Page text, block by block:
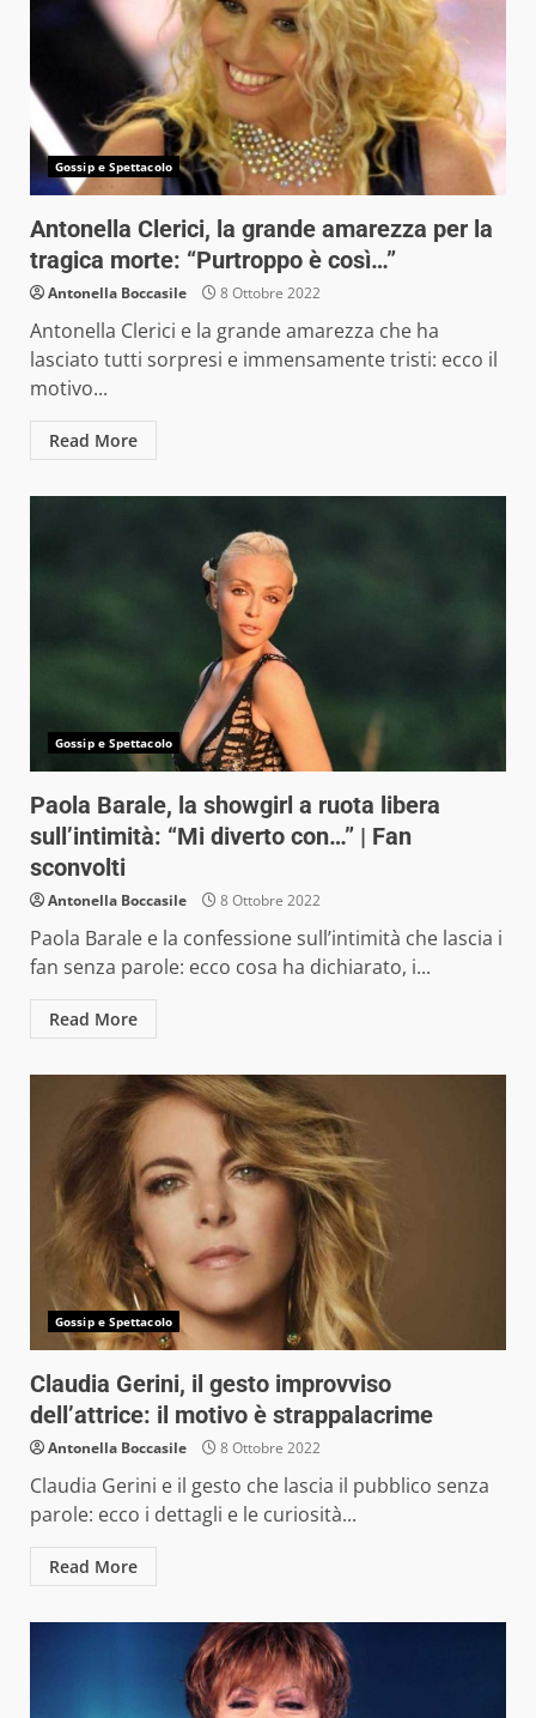
Gossip e Spettacolo
Antonella Clerici, la grande amarezza per la
tragica morte: “Purtroppo è così…”
Antonella Boccasile 8 Ottobre 2022
Antonella Clerici e la grande amarezza che ha
lasciato tutti sorpresi e immensamente tristi: ecco il
motivo...
Read More
Gossip e Spettacolo
Paola Barale, la showgirl a ruota libera
sull’intimità: “Mi diverto con…” | Fan
sconvolti
Antonella Boccasile 8 Ottobre 2022
Paola Barale e la confessione sull’intimità che lascia i
fan senza parole: ecco cosa ha dichiarato, i...
Read More
Gossip e Spettacolo
Claudia Gerini, il gesto improvviso
dell’attrice: il motivo è strappalacrime
Antonella Boccasile 8 Ottobre 2022
Claudia Gerini e il gesto che lascia il pubblico senza
parole: ecco i dettagli e le curiosità...
Read More